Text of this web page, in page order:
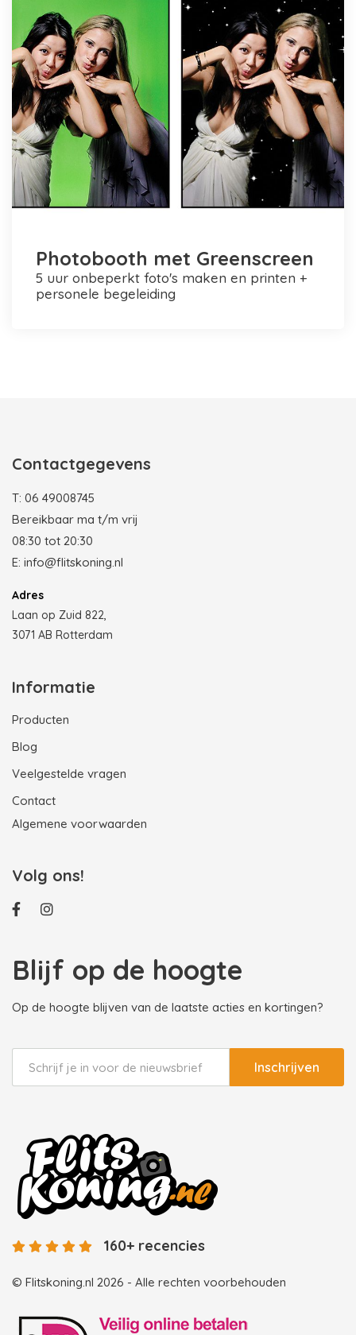
Photobooth met Greenscreen
5 uur onbeperkt foto's maken en printen +
personele begeleiding
Contactgegevens
T: 06 49008745
Bereikbaar ma t/m vrij
08:30 tot 20:30
E: info@flitskoning.nl
Adres
Laan op Zuid 822,
3071 AB Rotterdam
Informatie
Producten
Blog
Veelgestelde vragen
Contact
Algemene voorwaarden
Volg ons!
Blijf op de hoogte
Op de hoogte blijven van de laatste acties en kortingen?
Inschrijven
© Flitskoning.nl 2026 - Alle rechten voorbehouden
160+ recencies